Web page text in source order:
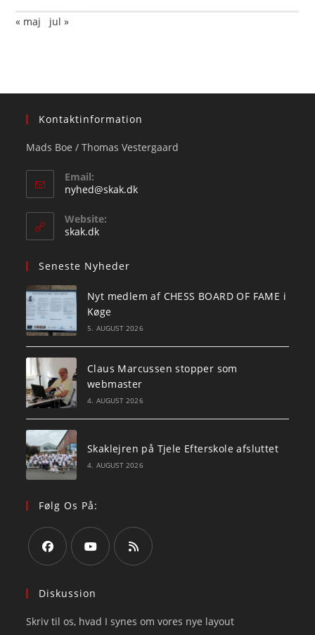
« maj jul »
Kontaktinformation
Mads Boe / Thomas Vestergaard
Email:
nyhed@skak.dkOpens
Website:
skak.dk
Seneste Nyheder
Nyt medlem af CHESS BOARD OF FAME i
Køge
5. AUGUST 2026
Claus Marcussen stopper som
webmaster
4. AUGUST 2026
Skaklejren på Tjele Efterskole afsluttet
4. AUGUST 2026
Følg Os På:
in
new
in
new
new
Diskussion
Skriv til os, hvad I synes om vores nye layout